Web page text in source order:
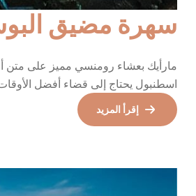
سهرة مضيق
مارأيك بعشاء رومنسي مميز على متن
اسطنبول يحتاج إلى قضاء أفضل
عراضة شامية فقرة باب الحارة أغاني
إقرأ المزيد